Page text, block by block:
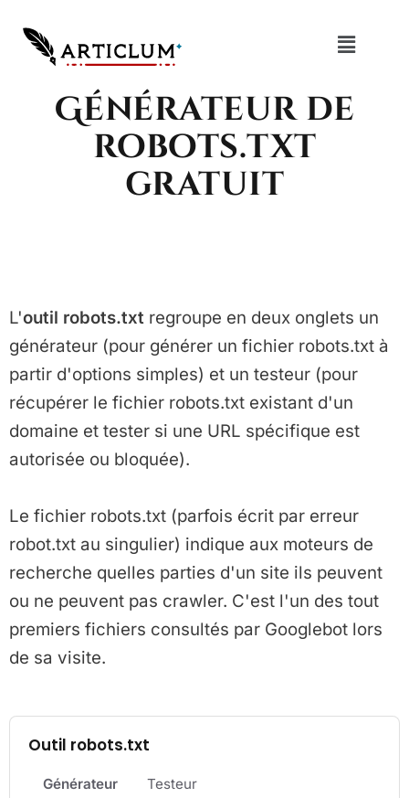
Générateur de
robots.txt
gratuit
L'outil robots.txt regroupe en deux onglets un
générateur (pour générer un fichier robots.txt à
partir d'options simples) et un testeur (pour
récupérer le fichier robots.txt existant d'un
domaine et tester si une URL spécifique est
autorisée ou bloquée).
Le fichier robots.txt (parfois écrit par erreur
robot.txt au singulier) indique aux moteurs de
recherche quelles parties d'un site ils peuvent
ou ne peuvent pas crawler. C'est l'un des tout
premiers fichiers consultés par Googlebot lors
de sa visite.
Outil robots.txt
Générateur Testeur